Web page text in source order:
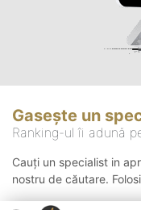
Gasește un
Ranking-ul îi adună
Cauți un specialist in
nostru de căutare.